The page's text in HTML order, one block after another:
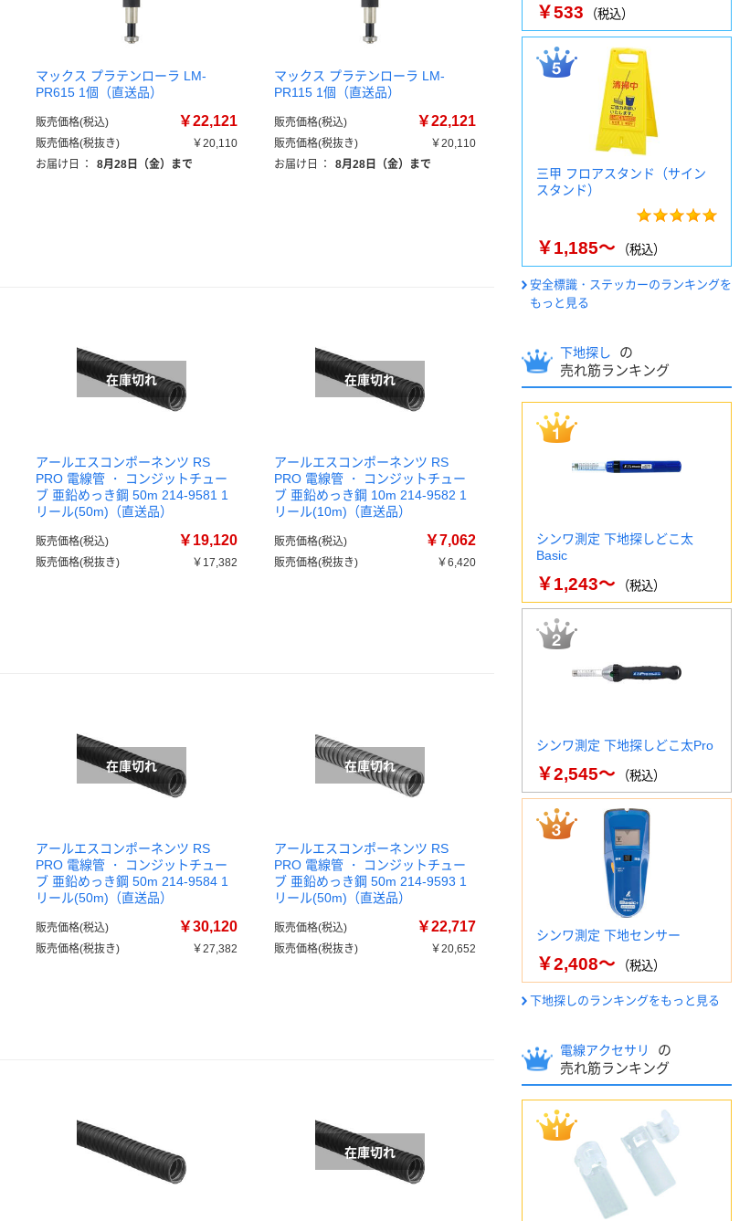
マックス プラテンローラ LM-
PR615 1個（直送品）
販売価格(税込) ￥22,121
販売価格(税抜き)
￥20,110
お届け日
： 8月28日（金）まで
マックス プラテンローラ LM-
PR115 1個（直送品）
販売価格(税込) ￥22,121
販売価格(税抜き)
￥20,110
お届け日
： 8月28日（金）まで
アールエスコンポーネンツ RS
PRO 電線管 ・ コンジットチュー
ブ 亜鉛めっき鋼 50m 214-9581 1
リール(50m)（直送品）
販売価格(税込) ￥19,120
販売価格(税抜き) ￥17,382
アールエスコンポーネンツ RS
PRO 電線管 ・ コンジットチュー
ブ 亜鉛めっき鋼 10m 214-9582 1
リール(10m)（直送品）
販売価格(税込) ￥7,062
販売価格(税抜き) ￥6,420
アールエスコンポーネンツ RS
PRO 電線管 ・ コンジットチュー
ブ 亜鉛めっき鋼 50m 214-9584 1
リール(50m)（直送品）
販売価格(税込) ￥30,120
販売価格(税抜き) ￥27,382
アールエスコンポーネンツ RS
PRO 電線管 ・ コンジットチュー
ブ 亜鉛めっき鋼 50m 214-9593 1
リール(50m)（直送品）
販売価格(税込) ￥22,717
販売価格(税抜き) ￥20,652
￥533 （税込）
三甲 フロアスタンド（サイン
スタンド）
￥1,185～ （税込）
安全標識・ステッカーのランキングを
もっと見る
下地探し
の
売れ筋ランキング
シンワ測定 下地探しどこ太
Basic
￥1,243～ （税込）
シンワ測定 下地探しどこ太Pro
￥2,545～ （税込）
シンワ測定 下地センサー
￥2,408～ （税込）
下地探しのランキングをもっと見る
電線アクセサリ
の
売れ筋ランキング